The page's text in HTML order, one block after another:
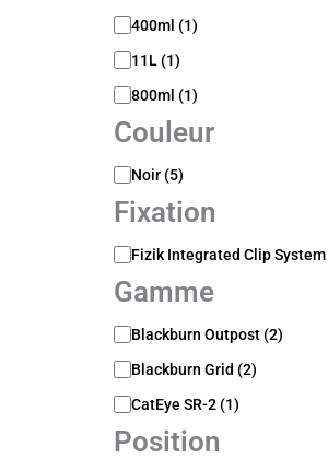
i
/
S
u
c
a
t
é
g
o
i
C
n
t
e
n
n
e
400ml (1)
11L (1)
800ml (1)
Couleur
C
u
e
u
r
Noir (5)
Fixation
F
x
t
i
o
n
Fizik Integrated Clip System
Gamme
G
m
m
e
Blackburn Outpost (2)
Blackburn Grid (2)
CatEye SR-2 (1)
Position